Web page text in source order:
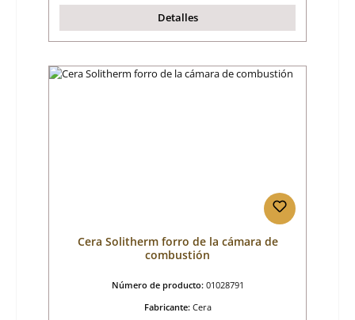
Detalles
Cera Solitherm forro de la cámara de
combustión
Número de producto: 01028791
Fabricante: Cera